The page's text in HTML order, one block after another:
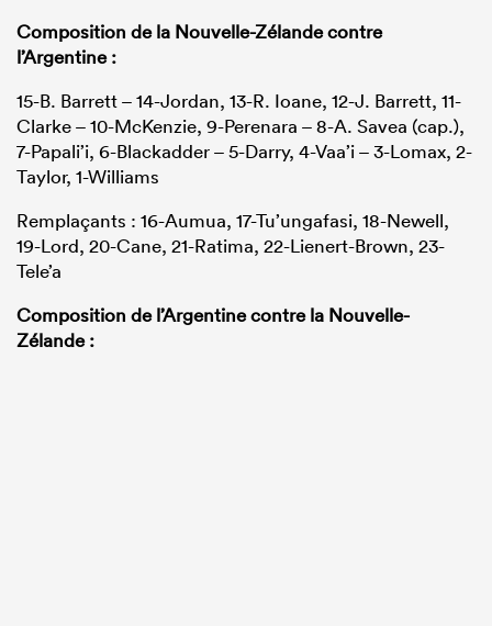
Composition de la Nouvelle-Zélande contre
l’Argentine :
15-B. Barrett – 14-Jordan, 13-R. Ioane, 12-J. Barrett, 11-
Clarke – 10-McKenzie, 9-Perenara – 8-A. Savea (cap.),
7-Papali’i, 6-Blackadder – 5-Darry, 4-Vaa’i – 3-Lomax, 2-
Taylor, 1-Williams
Remplaçants : 16-Aumua, 17-Tu’ungafasi, 18-Newell,
19-Lord, 20-Cane, 21-Ratima, 22-Lienert-Brown, 23-
Tele’a
Composition de l’Argentine contre la Nouvelle-
Zélande :